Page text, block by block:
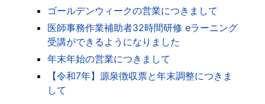
ゴールデンウィークの営業につきまして
医師事務作業補助者32時間研修 eラーニング
受講ができるようになりました
年末年始の営業につきまして
【令和7年】源泉徴収票と年末調整につきま
して